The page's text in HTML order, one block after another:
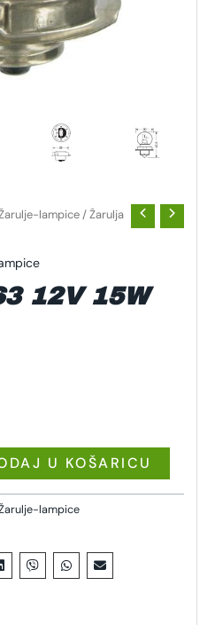
lampice / Žarulja
12V 15W
U KOŠARICU
lampice